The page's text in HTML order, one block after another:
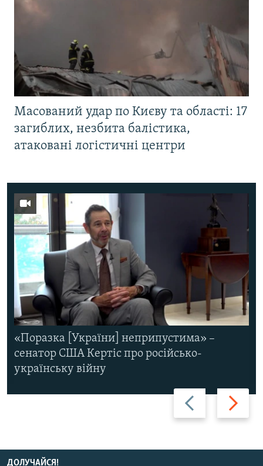
Масований удар по Києву та області: 17
загиблих, незбита балістика,
атаковані логістичні центри
Назад Вперед
«Поразка [України] неприпустима» –
сенатор США Кертіс про російсько-
українську війну
ДОЛУЧАЙСЯ!